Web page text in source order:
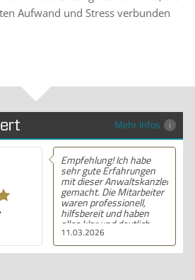
Aufwand und Stress verbunden
Mehr Infos
11.03.2026
Empfehlung! Ich habe
sehr gute Erfahrungen
mit dieser Anwaltskanzlei
gemacht. Die Mitarbeiter
waren professionell,
hilfsbereit und haben
alles klar und deutlich
erklärt. Ich bin mit der
Beratung sehr zufrieden
und kann ihre